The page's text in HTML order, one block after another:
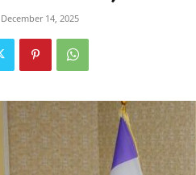
December 14, 2025